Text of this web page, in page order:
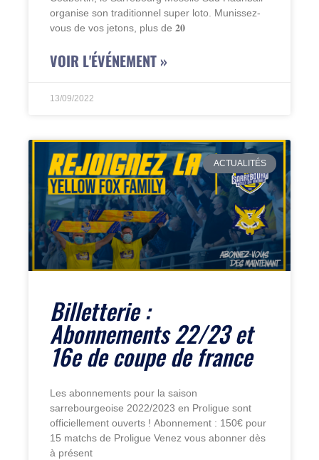
organise son traditionnel super loto. Munissez-
vous de vos jetons, plus de 𝟐𝟎
VOIR L'ÉVÉNEMENT »
13/09/2022
ACTUALITÉS
Billetterie :
Abonnements 22/23 et
16e de coupe de france
Les abonnements pour la saison
sarrebourgeoise 2022/2023 en Proligue sont
officiellement ouverts ! Abonnement : 150€ pour
15 matchs de Proligue Venez vous abonner dès
à présent